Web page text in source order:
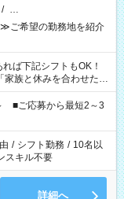
/ …
ご希望の勤務地を紹介
」 「できれば残業はし
ワーク希望
間と、もう1つのお仕事
合は応募できません。
■ご応募から最短2～3
/ シフト勤務 / 10名以
スキル不要
詳細へ